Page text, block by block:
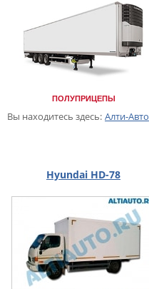
ПОЛУПРИЦЕПЫ
Вы находитесь здесь: Алти-Авто
Hyundai HD-78